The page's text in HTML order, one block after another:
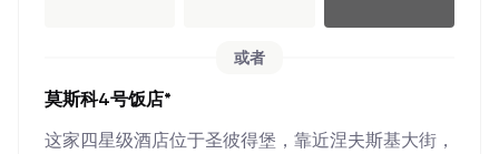
或者
莫斯科4号饭店*
这家四星级酒店位于圣彼得堡，靠近涅夫斯基大街，